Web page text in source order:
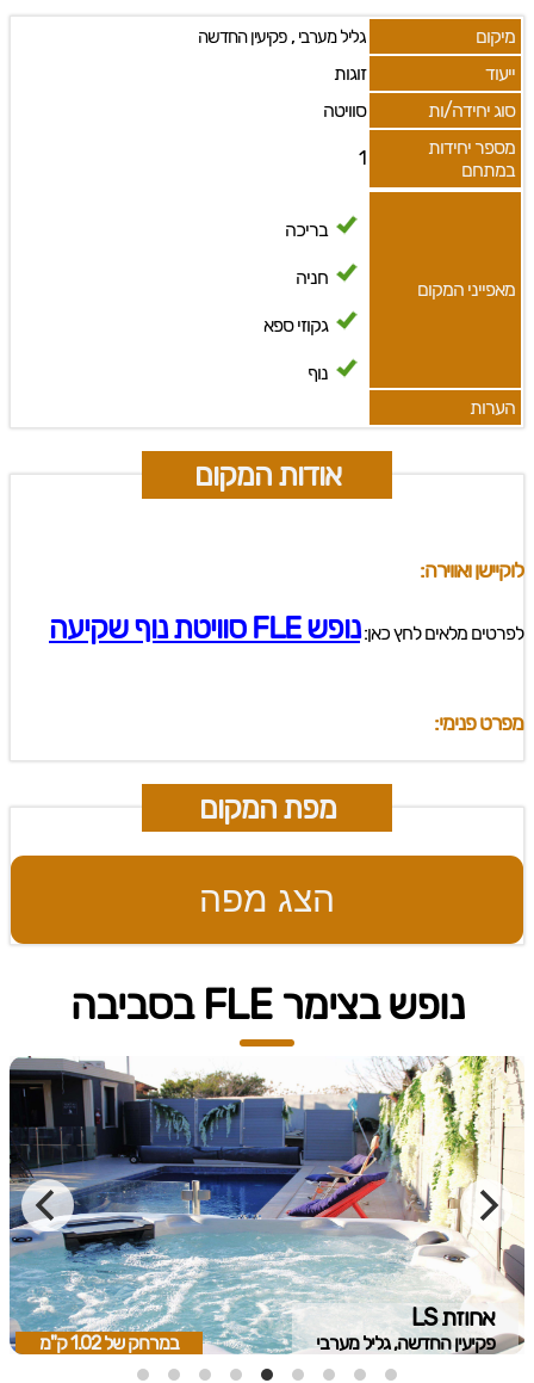
מיקום גליל מערבי, פקיעין החדשה
ייעוד
זוגות
סוג יחידה/ות
סוויטה
מספר יחידות
במתחם
1
מאפייני המקום
בריכה
חניה
גקוזי ספא
נוף
הערות
אודות המקום
לוקיישן ואווירה:
לפרטים מלאים לחץ כאן:נופש FLE סוויטת נוף שקיעה
מפרט פנימי:
מפת המקום
הצג מפה
נופש בצימר FLE בסביבה
אחוזת LS
פקיעין החדשה, גליל מערבי במרחק של1.02 ק"מ